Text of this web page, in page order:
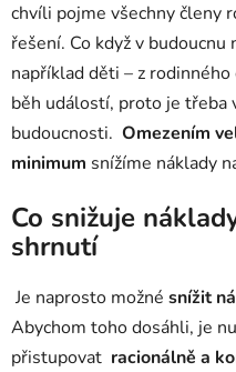
chvíli pojme všechny členy
řešení. Co když v
například děti – z
běh událostí, proto je
budoucnosti. Omezením
minimum snížíme náklady
Co snižuje
shrnutí
Je naprosto možné snížit
Abychom toho dosáhli, je
přistupovat racionálně a